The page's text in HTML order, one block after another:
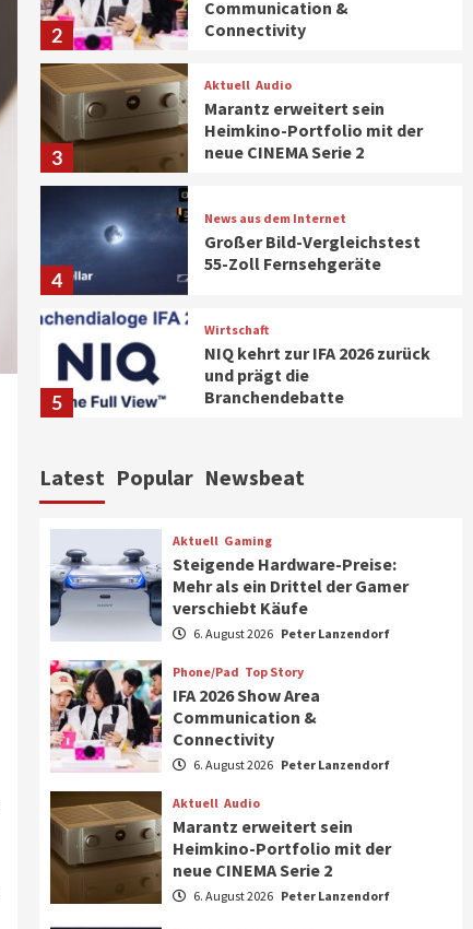
2
Communication &
Connectivity
3
Aktuell Audio
Marantz erweitert sein
Heimkino-Portfolio mit der
neue CINEMA Serie 2
4
News aus dem Internet
Großer Bild-Vergleichstest
55-Zoll Fernsehgeräte
5
Wirtschaft
NIQ kehrt zur IFA 2026 zurück
und prägt die
Branchendebatte
6
CHERRY baut Vertriebsteam
7
Smart Living Top Story
Verbraucher setzen immer
mehr auf Klimageräte und
Ventilatoren
1
Aktuell Gaming
Steigende Hardware-Preise:
Mehr als ein Drittel der
Gamer verschiebt Käufe
Phone/Pad Top Story
IFA 2026 Show Area
Communication &
Connectivity
Latest Popular Newsbeat
Aktuell Gaming
Steigende Hardware-Preise:
Mehr als ein Drittel der Gamer
verschiebt Käufe
6. August 2026 Peter Lanzendorf
Phone/Pad Top Story
IFA 2026 Show Area
Communication &
Connectivity
6. August 2026 Peter Lanzendorf
Aktuell Audio
Marantz erweitert sein
Heimkino-Portfolio mit der
neue CINEMA Serie 2
6. August 2026 Peter Lanzendorf